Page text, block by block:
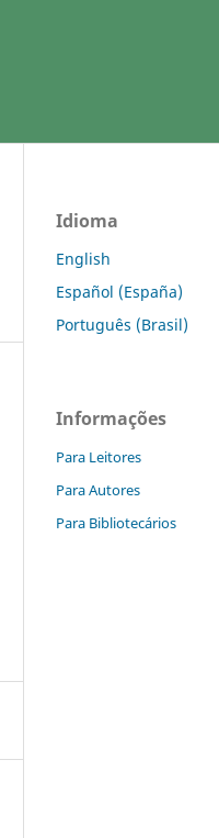
Idioma
English
Español (España)
Português (Brasil)
Informações
Para Leitores
Para Autores
Para Bibliotecários